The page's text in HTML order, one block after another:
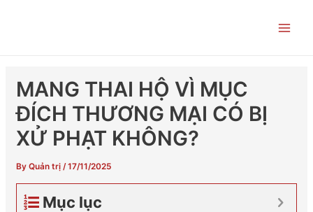
MANG THAI HỘ VÌ MỤC
ĐÍCH THƯƠNG MẠI CÓ BỊ
XỬ PHẠT KHÔNG?
By Quản trị /17/11/2025
Mục lục